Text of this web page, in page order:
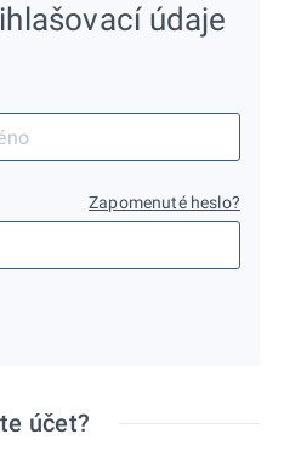
údaje
Zapomenuté heslo?
účet?